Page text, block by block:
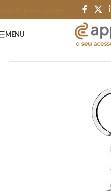
MENU